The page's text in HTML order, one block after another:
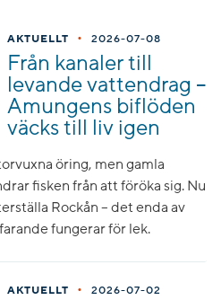
AKTUELLT • 2026-07-08
Från kanaler till
levande vattendrag –
Amungens biflöden
väcks till liv igen
öring, men gamla
fisken från att föröka sig. Nu
Rockån – det enda av
fungerar för lek.
AKTUELLT • 2026-07-02